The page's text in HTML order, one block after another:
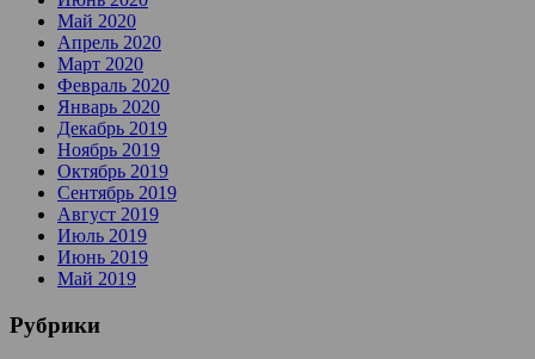
Май 2020
Апрель 2020
Март 2020
Февраль 2020
Январь 2020
Декабрь 2019
Ноябрь 2019
Октябрь 2019
Сентябрь 2019
Август 2019
Июль 2019
Июнь 2019
Май 2019
Рубрики